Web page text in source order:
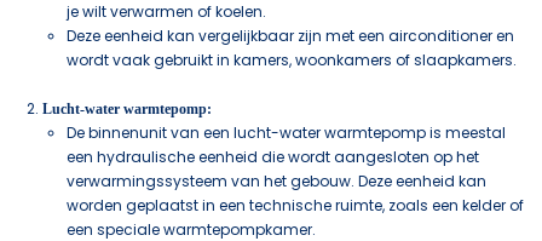
je wilt verwarmen of koelen.
Deze eenheid kan vergelijkbaar zijn met een airconditioner en
wordt vaak gebruikt in kamers, woonkamers of slaapkamers.
Lucht-water warmtepomp:
De binnenunit van een lucht-water warmtepomp is meestal
een hydraulische eenheid die wordt aangesloten op het
verwarmingssysteem van het gebouw. Deze eenheid kan
worden geplaatst in een technische ruimte, zoals een kelder of
een speciale warmtepompkamer.